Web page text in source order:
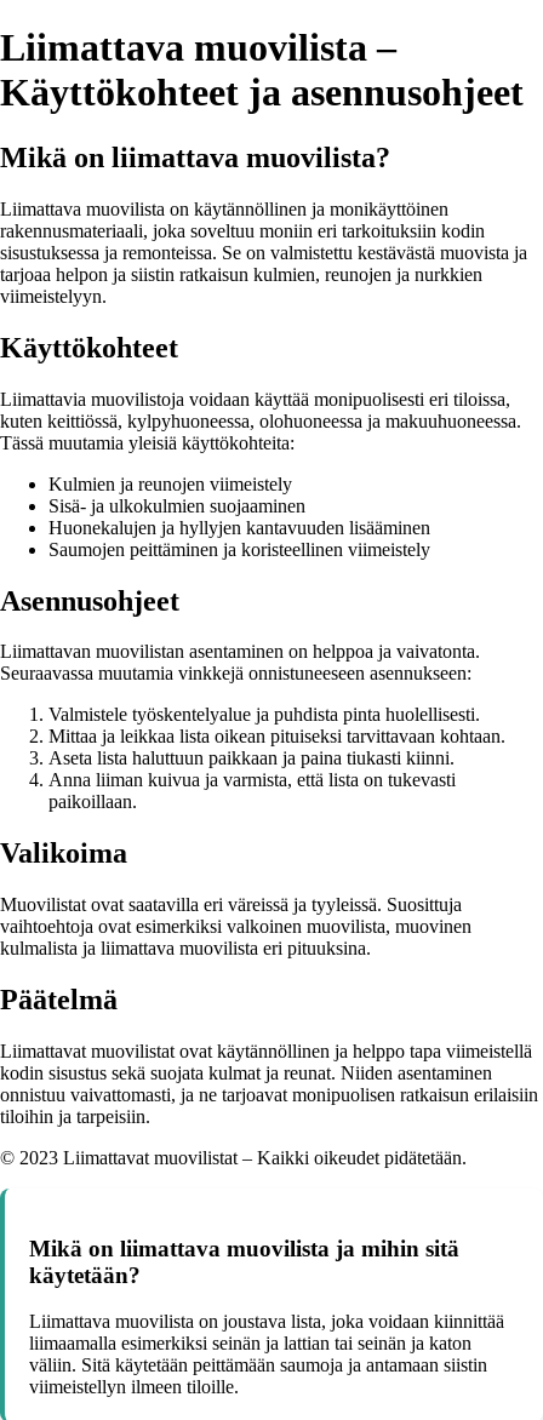
Liimattava muovilista –
Käyttökohteet ja asennusohjeet
Mikä on liimattava muovilista?
Liimattava muovilista on käytännöllinen ja monikäyttöinen
rakennusmateriaali, joka soveltuu moniin eri tarkoituksiin kodin
sisustuksessa ja remonteissa. Se on valmistettu kestävästä muovista ja
tarjoaa helpon ja siistin ratkaisun kulmien, reunojen ja nurkkien
viimeistelyyn.
Käyttökohteet
Liimattavia muovilistoja voidaan käyttää monipuolisesti eri tiloissa,
kuten keittiössä, kylpyhuoneessa, olohuoneessa ja makuuhuoneessa.
Tässä muutamia yleisiä käyttökohteita:
Kulmien ja reunojen viimeistely
Sisä- ja ulkokulmien suojaaminen
Huonekalujen ja hyllyjen kantavuuden lisääminen
Saumojen peittäminen ja koristeellinen viimeistely
Asennusohjeet
Liimattavan muovilistan asentaminen on helppoa ja vaivatonta.
Seuraavassa muutamia vinkkejä onnistuneeseen asennukseen:
Valmistele työskentelyalue ja puhdista pinta huolellisesti.
Mittaa ja leikkaa lista oikean pituiseksi tarvittavaan kohtaan.
Aseta lista haluttuun paikkaan ja paina tiukasti kiinni.
Anna liiman kuivua ja varmista, että lista on tukevasti
paikoillaan.
Valikoima
Muovilistat ovat saatavilla eri väreissä ja tyyleissä. Suosittuja
vaihtoehtoja ovat esimerkiksi valkoinen muovilista, muovinen
kulmalista ja liimattava muovilista eri pituuksina.
Päätelmä
Liimattavat muovilistat ovat käytännöllinen ja helppo tapa viimeistellä
kodin sisustus sekä suojata kulmat ja reunat. Niiden asentaminen
onnistuu vaivattomasti, ja ne tarjoavat monipuolisen ratkaisun erilaisiin
tiloihin ja tarpeisiin.
© 2023 Liimattavat muovilistat – Kaikki oikeudet pidätetään.
Mikä on liimattava muovilista ja mihin sitä
käytetään?
Liimattava muovilista on joustava lista, joka voidaan kiinnittää
liimaamalla esimerkiksi seinän ja lattian tai seinän ja katon
väliin. Sitä käytetään peittämään saumoja ja antamaan siistin
viimeistellyn ilmeen tiloille.